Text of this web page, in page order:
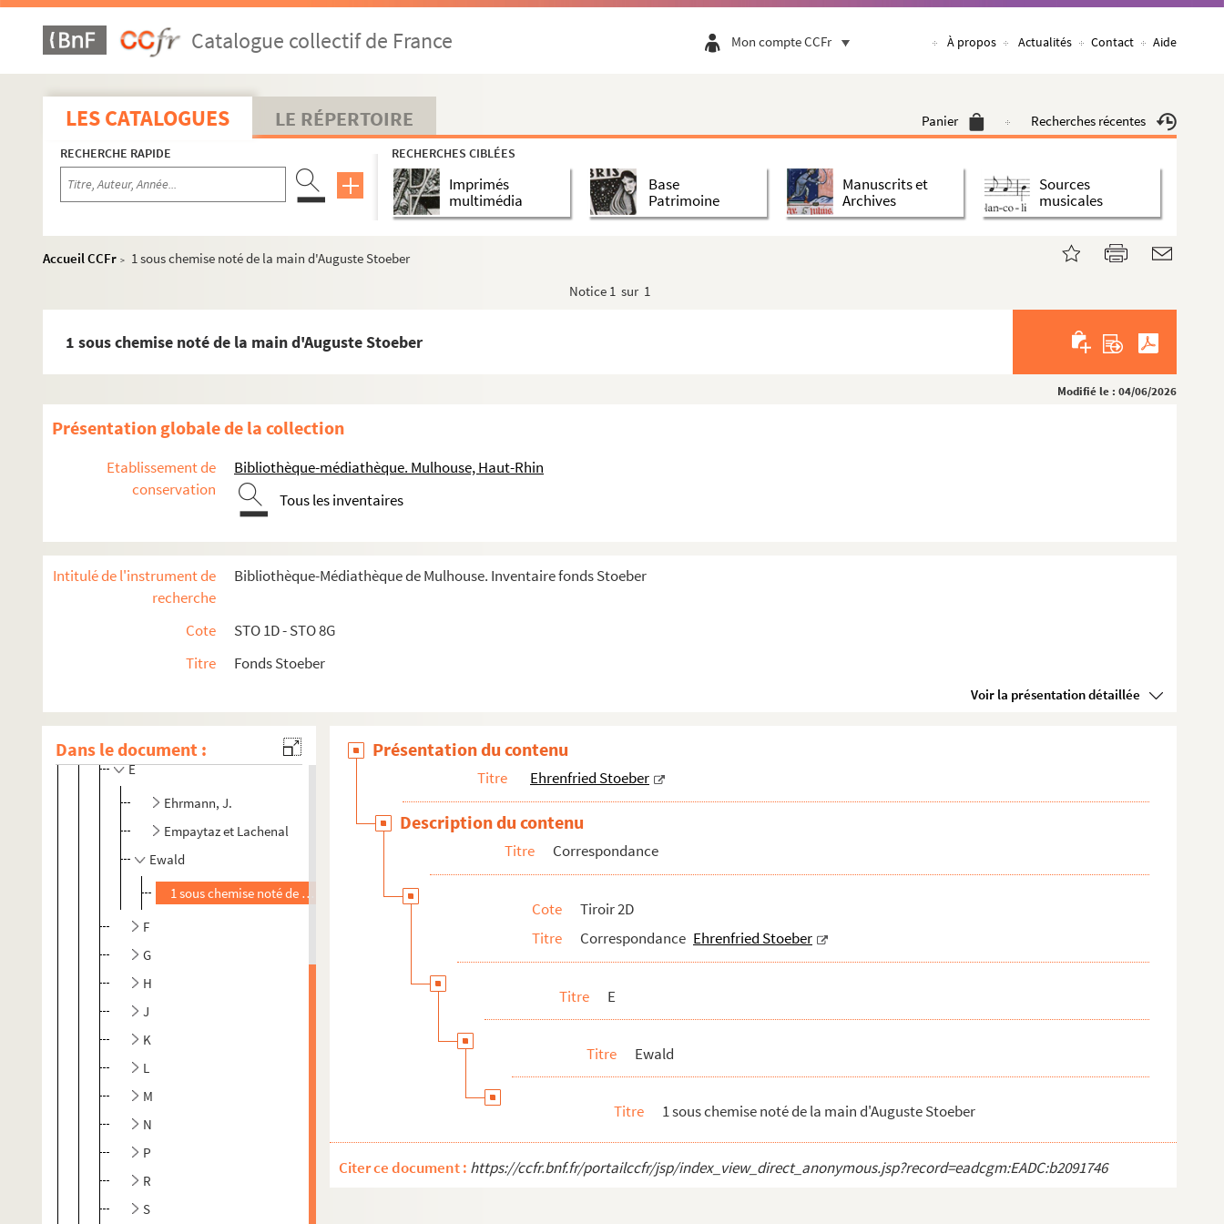
Catalogue collectif de France Mon compte CCFr À propos Actualités Contact Aide
LES CATALOGUES LE RÉPERTOIRE Panier Recherches récentes
RECHERCHE RAPIDE RECHERCHES CIBLÉES
Imprimés
multimédia
Base
Patrimoine
Manuscrits et
Archives
Sources
musicales
Accueil CCFr >
1 sous chemise noté de la main d'Auguste Stoeber
Notice 1 sur 1
1 sous chemise noté de la main d'Auguste Stoeber
Modifié le : 04/06/2026
Présentation globale de la collection
Etablissement de
conservation
Bibliothèque-médiathèque. Mulhouse, Haut-Rhin
Tous les inventaires
Intitulé de l'instrument de
recherche
Bibliothèque-Médiathèque de Mulhouse. Inventaire fonds Stoeber
Cote
STO 1D - STO 8G
Titre
Fonds Stoeber
Voir la présentation détaillée
Dans le document :
Ehrenfried Stoeber
Tiroir 1D. Oberlin-Ehrenfried
Tiroir 2D. Correspondance Ehrenfried Stoeber
3 listes manuscrites (Robert Stoeber?) de correspondants
C
E
Ehrmann, J.
Empaytaz et Lachenal
Ewald
1 sous chemise noté de la main d'Auguste Stoeber
F
G
H
J
K
L
M
N
P
R
S
Présentation du contenu
Titre Ehrenfried Stoeber
Description du contenu
Titre Correspondance
Cote
Tiroir 2D
Titre
Correspondance Ehrenfried Stoeber
Titre E
Titre Ewald
Titre 1 sous chemise noté de la main d'Auguste Stoeber
Citer ce document : https://ccfr.bnf.fr/portailccfr/jsp/index_view_direct_anonymous.jsp?record=eadcgm:EADC:b2091746